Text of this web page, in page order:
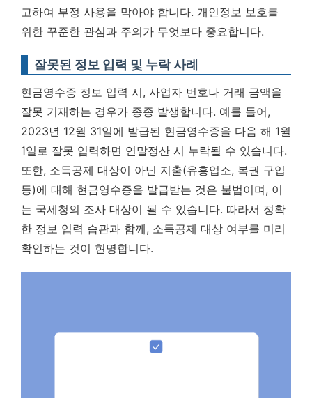
고하여 부정 사용을 막아야 합니다. 개인정보 보호를
위한 꾸준한 관심과 주의가 무엇보다 중요합니다.
잘못된 정보 입력 및 누락 사례
현금영수증 정보 입력 시, 사업자 번호나 거래 금액을
잘못 기재하는 경우가 종종 발생합니다. 예를 들어,
2023년 12월 31일에 발급된 현금영수증을 다음 해 1월
1일로 잘못 입력하면 연말정산 시 누락될 수 있습니다.
또한, 소득공제 대상이 아닌 지출(유흥업소, 복권 구입
등)에 대해 현금영수증을 발급받는 것은 불법이며, 이
는 국세청의 조사 대상이 될 수 있습니다. 따라서 정확
한 정보 입력 습관과 함께, 소득공제 대상 여부를 미리
확인하는 것이 현명합니다.